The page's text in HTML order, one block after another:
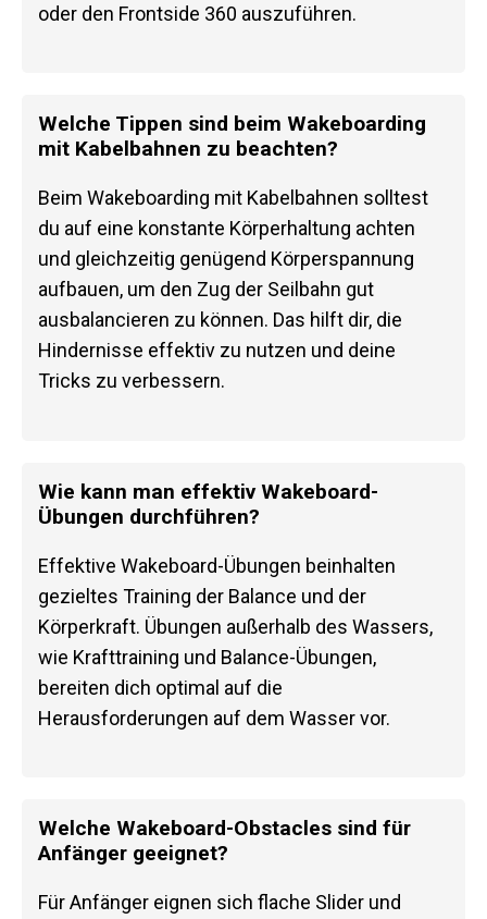
oder den Frontside 360 auszuführen.
Welche Tippen sind beim Wakeboarding
mit Kabelbahnen zu beachten?
Beim Wakeboarding mit Kabelbahnen solltest
du auf eine konstante Körperhaltung achten
und gleichzeitig genügend Körperspannung
aufbauen, um den Zug der Seilbahn gut
ausbalancieren zu können. Das hilft dir, die
Hindernisse effektiv zu nutzen und deine
Tricks zu verbessern.
Wie kann man effektiv Wakeboard-
Übungen durchführen?
Effektive Wakeboard-Übungen beinhalten
gezieltes Training der Balance und der
Körperkraft. Übungen außerhalb des Wassers,
wie Krafttraining und Balance-Übungen,
bereiten dich optimal auf die
Herausforderungen auf dem Wasser vor.
Welche Wakeboard-Obstacles sind für
Anfänger geeignet?
Für Anfänger eignen sich flache Slider und